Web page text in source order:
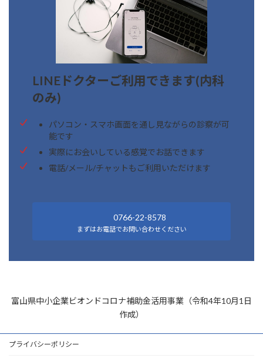
LINEドクターご利用できます(内科
のみ)
パソコン・スマホ画面を通し見ながらの診察が可
能です
実際にお会いしている感覚でお話できます
電話/メール/チャットもご利用いただけます
0766-22-8578
まずはお電話でお問い合わせください
富山県中小企業ビオンドコロナ補助金活用事業（令和4年10月1日
作成）
プライバシーポリシー